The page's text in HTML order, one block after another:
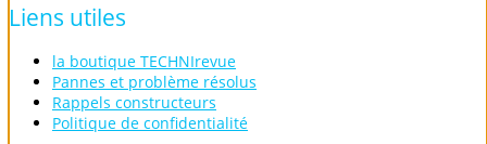
Liens utiles
la boutique TECHNIrevue
Pannes et problème résolus
Rappels constructeurs
Politique de confidentialité